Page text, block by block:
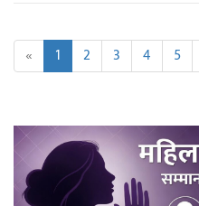
« 1 2 3 4 5